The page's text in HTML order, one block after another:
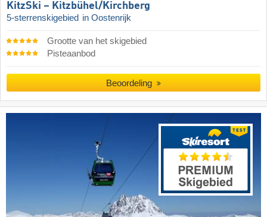
KitzSki – Kitzbühel/​Kirchberg
5-sterrenskigebied in Oostenrijk
Grootte van het skigebied
Pisteaanbod
Beoordeling